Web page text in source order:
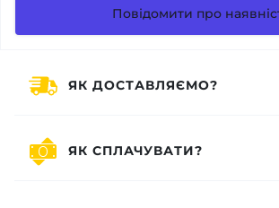
Повідомити про
ЯК ДОСТАВЛЯЄМО?
ЯК СПЛАЧУВАТИ?